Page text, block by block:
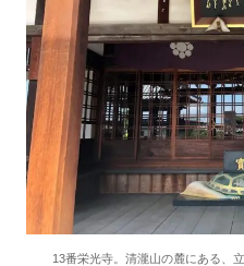
13番栄光寺。清瀧山の麓にある、